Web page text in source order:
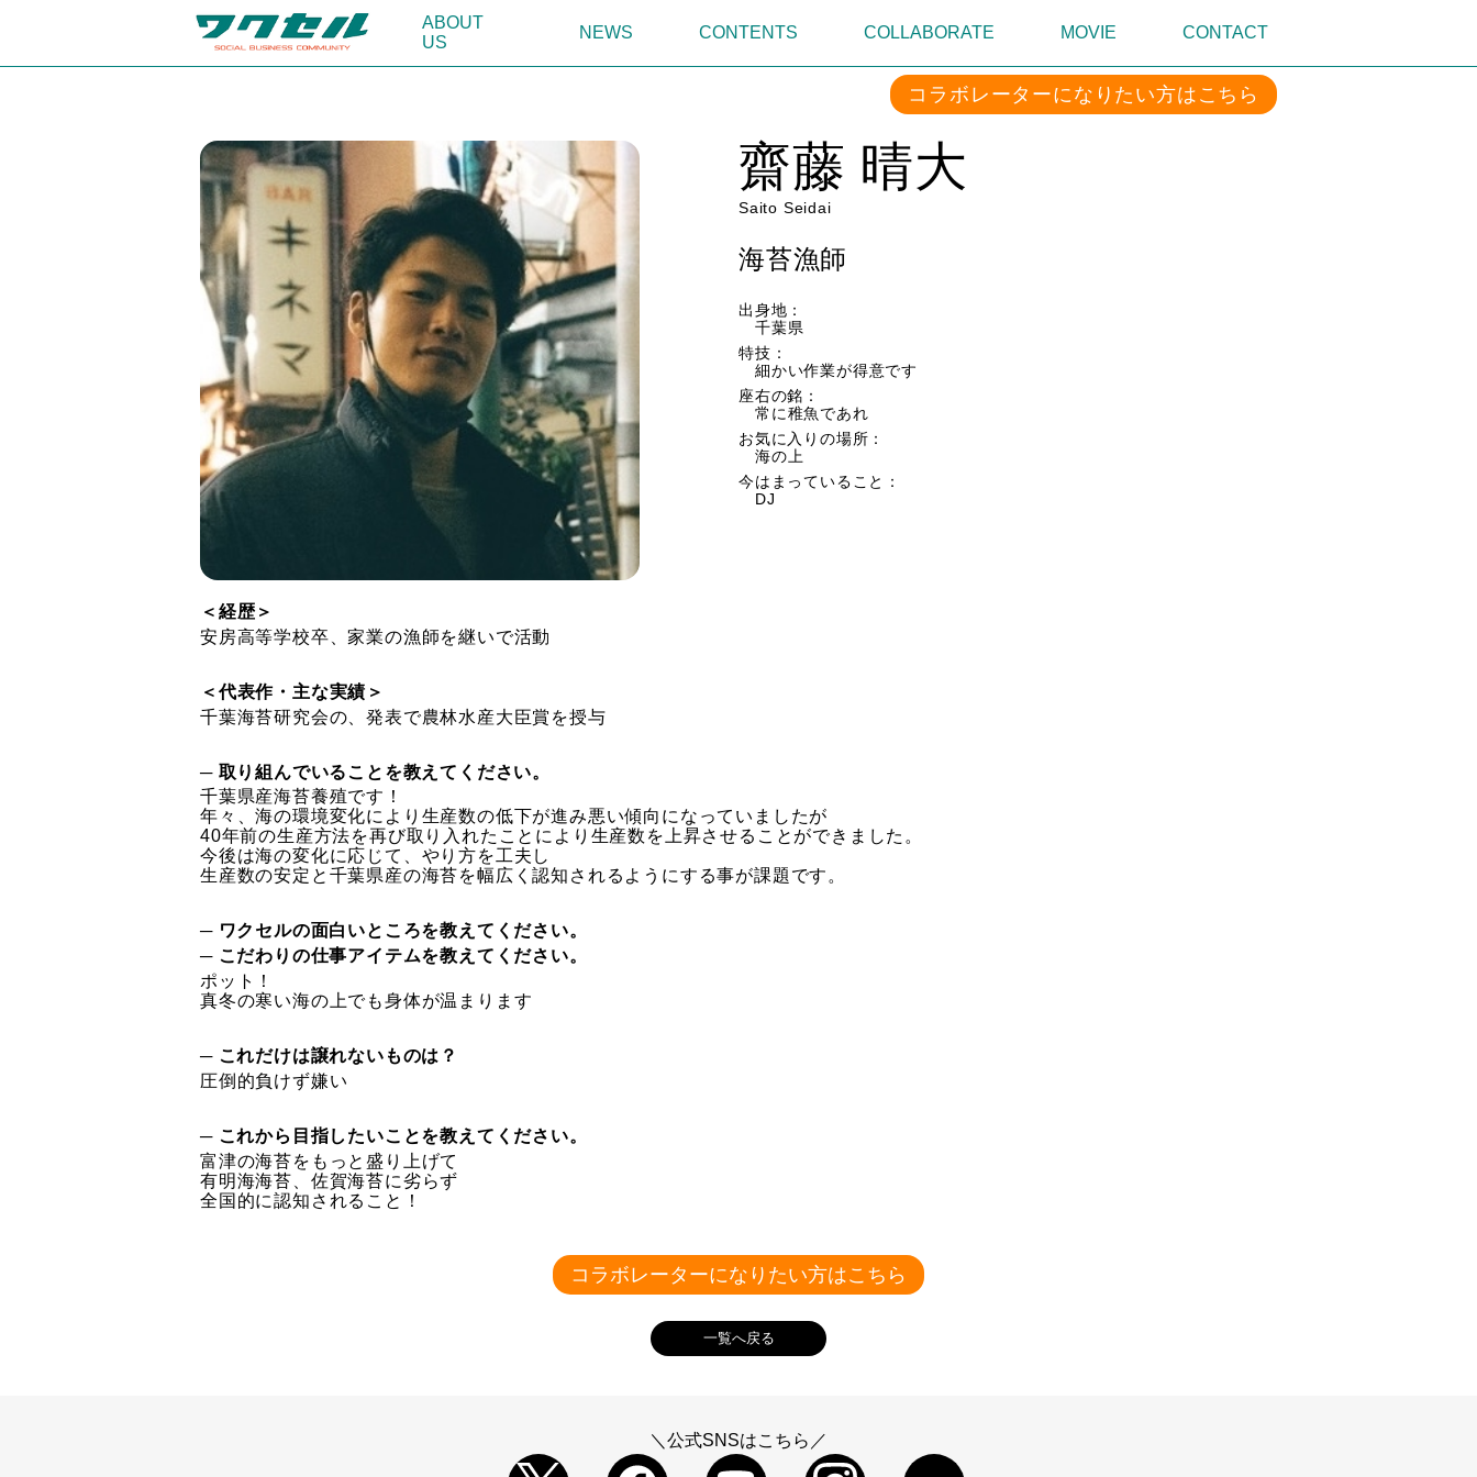
ABOUT
US
NEWS CONTENTS COLLABORATE MOVIE CONTACT
コラボレーターになりたい方はこちら
齋藤 晴大
Saito Seidai
海苔漁師
出身地：
千葉県
特技：
細かい作業が得意です
座右の銘：
常に稚魚であれ
お気に入りの場所：
海の上
今はまっていること：
DJ
＜経歴＞
安房高等学校卒、家業の漁師を継いで活動
＜代表作・主な実績＞
千葉海苔研究会の、発表で農林水産大臣賞を授与
─ 取り組んでいることを教えてください。
千葉県産海苔養殖です！
年々、海の環境変化により生産数の低下が進み悪い傾向になっていましたが
40年前の生産方法を再び取り入れたことにより生産数を上昇させることができました。
今後は海の変化に応じて、やり方を工夫し
生産数の安定と千葉県産の海苔を幅広く認知されるようにする事が課題です。
─ ワクセルの面白いところを教えてください。
─ こだわりの仕事アイテムを教えてください。
ポット！
真冬の寒い海の上でも身体が温まります
─ これだけは譲れないものは？
圧倒的負けず嫌い
─ これから目指したいことを教えてください。
富津の海苔をもっと盛り上げて
有明海海苔、佐賀海苔に劣らず
全国的に認知されること！
コラボレーターになりたい方はこちら
一覧へ戻る
＼公式SNSはこちら／